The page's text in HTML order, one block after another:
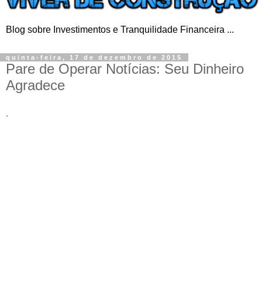
Blog sobre Investimentos e Tranquilidade Financeira ...
quinta-feira, 17 de dezembro de 2015
Pare de Operar Notícias: Seu Dinheiro
Agradece
.